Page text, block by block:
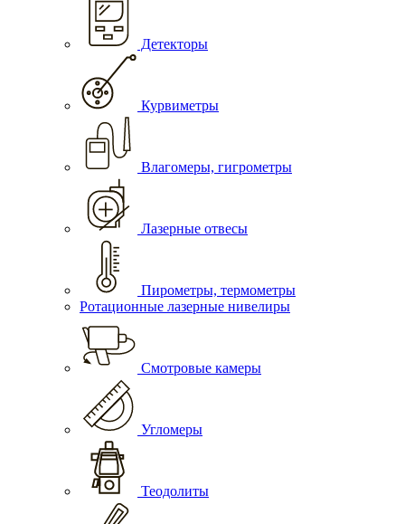
Детекторы
Курвиметры
Влагомеры, гигрометры
Лазерные отвесы
Пирометры, термометры
Ротационные лазерные нивелиры
Смотровые камеры
Угломеры
Теодолиты